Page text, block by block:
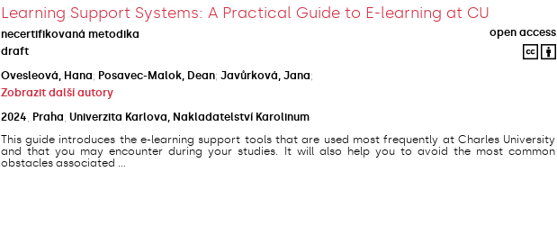
Learning Support Systems: A Practical Guide to E-learning at CU
necertifikovaná metodika
open access
draft
Ovesleová, Hana; Posavec-Malok, Dean; Javůrková, Jana;
Zobrazit další autory
2024
Praha Univerzita Karlova, Nakladatelství Karolinum
This guide introduces the e-learning support tools that are used most frequently at Charles University
and that you may encounter during your studies. It will also help you to avoid the most common
obstacles associated ...